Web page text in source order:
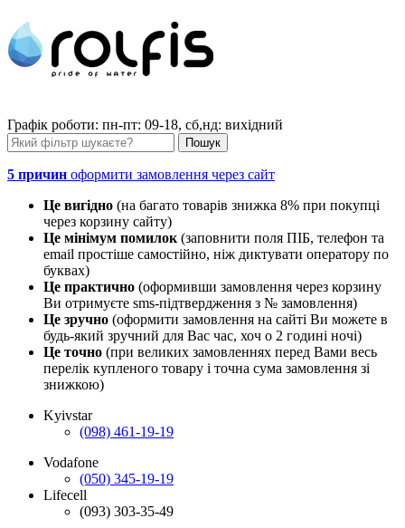
Графік роботи: пн-пт: 09-18, сб,нд: вихідний
5 причин оформити замовлення через сайт
Це вигідно (на багато товарів знижка 8% при покупці
через корзину сайту)
Це мінімум помилок (заповнити поля ПІБ, телефон та
email простіше самостійно, ніж диктувати оператору по
буквах)
Це практично (оформивши замовлення через корзину
Ви отримуєте sms-підтвердження з № замовлення)
Це зручно (оформити замовлення на сайті Ви можете в
будь-який зручний для Вас час, хоч о 2 годині ночі)
Це точно (при великих замовленнях перед Вами весь
перелік купленого товару і точна сума замовлення зі
знижкою)
Kyivstar
(098) 461-19-19
Vodafone
(050) 345-19-19
Lifecell
(093) 303-35-49